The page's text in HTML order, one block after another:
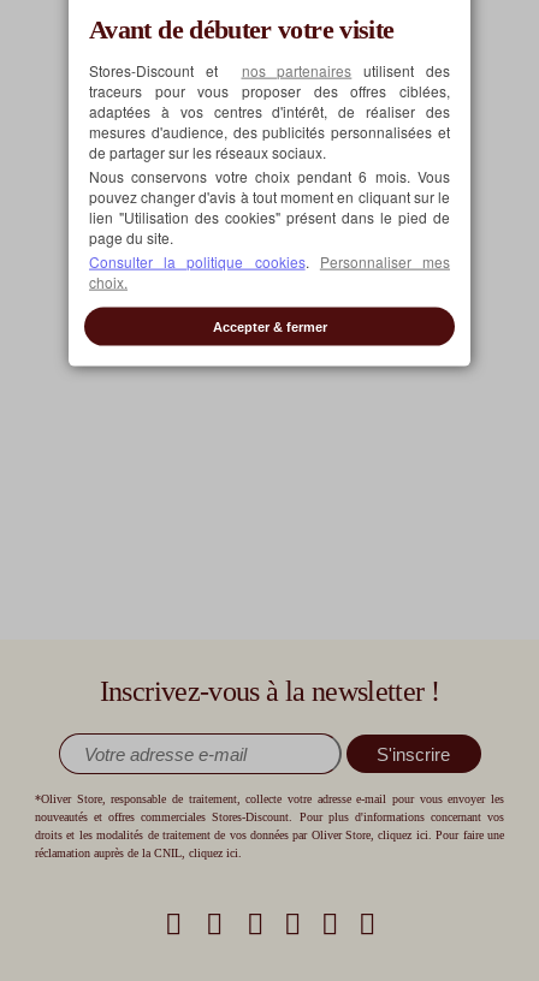
Inscrivez-vous à la newsletter !
S'inscrire
*Oliver Store, responsable de traitement, collecte votre adresse e-mail pour vous envoyer les
nouveautés et offres commerciales Stores-Discount. Pour plus d'informations concernant vos
droits et les modalités de traitement de vos données par Oliver Store,cliquez ici. Pour faire une
réclamation auprès de la CNIL,cliquez ici.
Avant de débuter votre visite
Stores-Discount et nos partenaires utilisent des
traceurs pour vous proposer des offres ciblées,
adaptées à vos centres d'intérêt, de réaliser des
mesures d'audience, des publicités personnalisées et
de partager sur les réseaux sociaux.
Nous conservons votre choix pendant 6 mois. Vous
pouvez changer d'avis à tout moment en cliquant sur le
lien "Utilisation des cookies" présent dans le pied de
page du site.
Consulter la politique cookies. Personnaliser mes
choix.
Accepter & fermer